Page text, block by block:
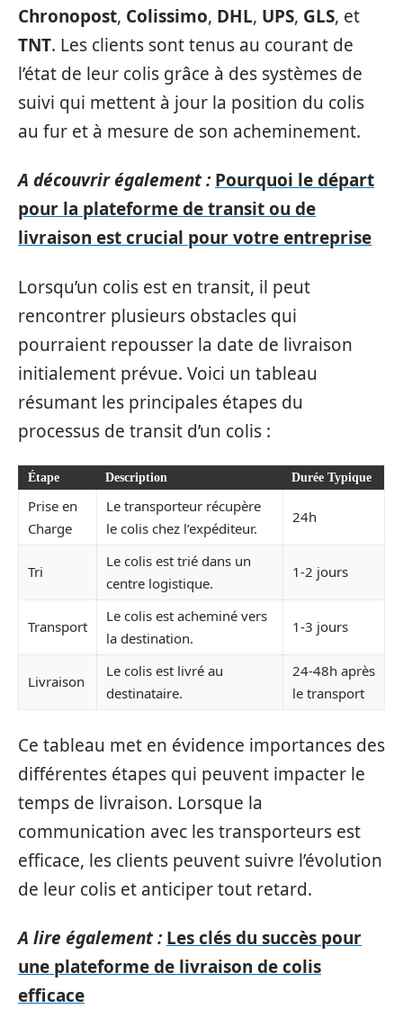
Chronopost, Colissimo, DHL, UPS, GLS, et
TNT. Les clients sont tenus au courant de
l’état de leur colis grâce à des systèmes de
suivi qui mettent à jour la position du colis
au fur et à mesure de son acheminement.
A découvrir également : Pourquoi le départ
pour la plateforme de transit ou de
livraison est crucial pour votre entreprise
Lorsqu’un colis est en transit, il peut
rencontrer plusieurs obstacles qui
pourraient repousser la date de livraison
initialement prévue. Voici un tableau
résumant les principales étapes du
processus de transit d’un colis :
Étape Description Durée Typique
Prise en
Charge
Le transporteur récupère
le colis chez l’expéditeur.
24h
Tri
Le colis est trié dans un
centre logistique.
1-2 jours
Transport
Le colis est acheminé vers
la destination.
1-3 jours
Livraison
Le colis est livré au
destinataire.
24-48h après
le transport
Ce tableau met en évidence importances des
différentes étapes qui peuvent impacter le
temps de livraison. Lorsque la
communication avec les transporteurs est
efficace, les clients peuvent suivre l’évolution
de leur colis et anticiper tout retard.
A lire également : Les clés du succès pour
une plateforme de livraison de colis
efficace